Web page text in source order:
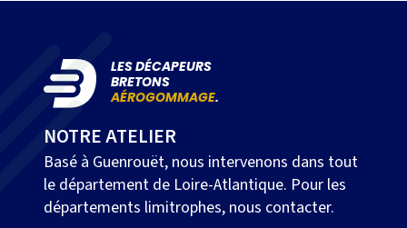
LES DÉCAPEURS
BRETONS
AÉROGOMMAGE.
NOTRE ATELIER
Basé à Guenrouët, nous intervenons dans tout
le département de Loire-Atlantique. Pour les
départements limitrophes, nous contacter.